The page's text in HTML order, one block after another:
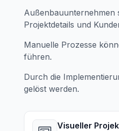
Projektdetails und
Manuelle Prozesse
führen.
Durch die
gelöst werden.
Visueller